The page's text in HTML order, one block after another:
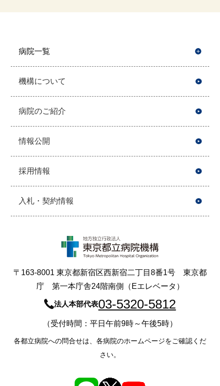
病院一覧
機構について
病院のご紹介
情報公開
採用情報
入札・契約情報
〒163-8001 東京都新宿区西新宿二丁目8番1号 東京都
庁 第一本庁舎24階南側（Eエレベータ）
法人本部代表03-5320-5812
（受付時間：平日午前9時～午後5時）
各都立病院への問合せは、各病院のホームページをご確認くだ
さい。